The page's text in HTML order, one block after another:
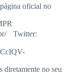
oficial no
Twitter:
diretamente no seu